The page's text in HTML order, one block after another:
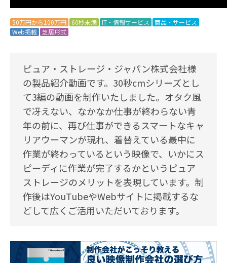
50万円から100万円 60秒未満 IT・情報サービス
商品・サービス
Web掲載 芝居形式
ピュア・ストレージ・ジャパン株式会社様
の製品紹介動画です。30秒cmシリーズとし
て3編の動画を制作いたしました。オタク風
で冴えない、なかなか仕事が終わらない青
年の前に、再び仕事ができるスマートなキャ
リアウーマンが現れ、着替えている最中に
作業が終わっているという映像で、いかにス
ピーディに作業が完了するかというピュア
ストレージのメリットを表現しています。制
作後はYouTubeやWebサイトに掲載するな
どして広くご活用いただいております。